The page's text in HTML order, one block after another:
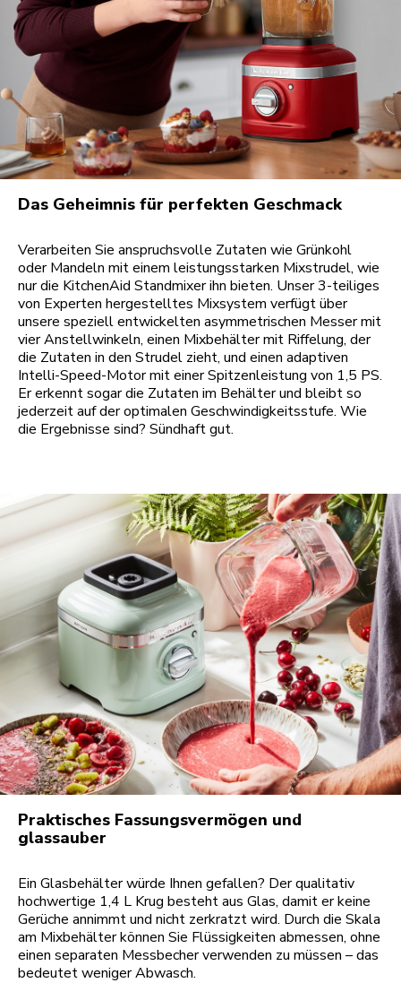
Das Geheimnis für perfekten Geschmack
Verarbeiten Sie anspruchsvolle Zutaten wie Grünkohl
oder Mandeln mit einem leistungsstarken Mixstrudel, wie
nur die KitchenAid Standmixer ihn bieten. Unser 3-teiliges
von Experten hergestelltes Mixsystem verfügt über
unsere speziell entwickelten asymmetrischen Messer mit
vier Anstellwinkeln, einen Mixbehälter mit Riffelung, der
die Zutaten in den Strudel zieht, und einen adaptiven
Intelli-Speed-Motor mit einer Spitzenleistung von 1,5 PS.
Er erkennt sogar die Zutaten im Behälter und bleibt so
jederzeit auf der optimalen Geschwindigkeitsstufe. Wie
die Ergebnisse sind? Sündhaft gut.
Praktisches Fassungsvermögen und
glassauber
Ein Glasbehälter würde Ihnen gefallen? Der qualitativ
hochwertige 1,4 L Krug besteht aus Glas, damit er keine
Gerüche annimmt und nicht zerkratzt wird. Durch die Skala
am Mixbehälter können Sie Flüssigkeiten abmessen, ohne
einen separaten Messbecher verwenden zu müssen – das
bedeutet weniger Abwasch.